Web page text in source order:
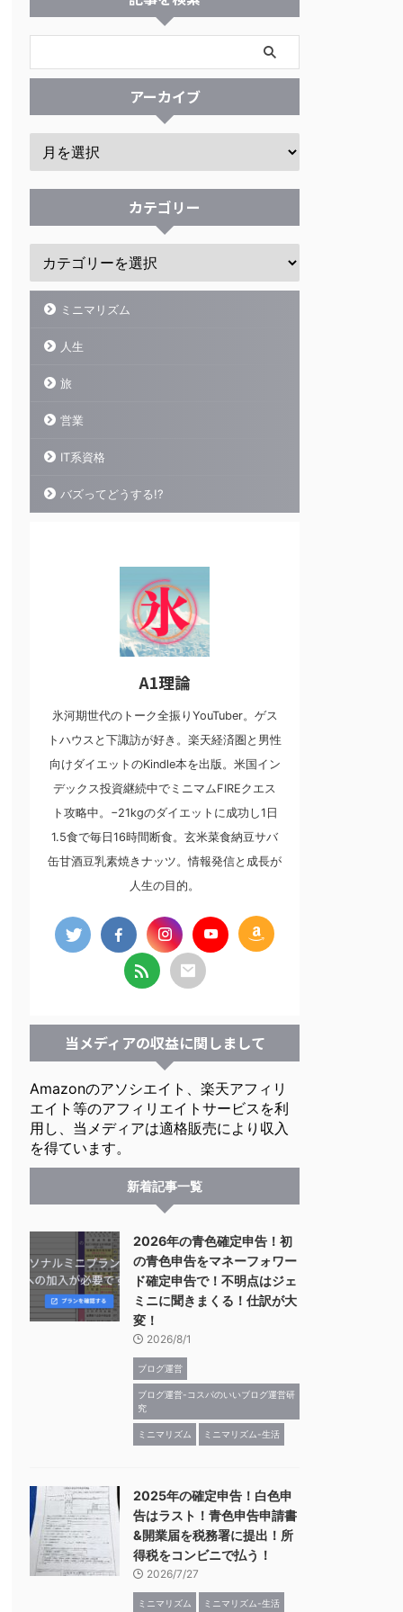
アーカイブ
カテゴリー
ミニマリズム
人生
旅
営業
IT系資格
バズってどうする!?
A1理論
氷河期世代のトーク全振りYouTuber。ゲス
トハウスと下諏訪が好き。楽天経済圏と男性
向けダイエットのKindle本を出版。米国イン
デックス投資継続中でミニマムFIREクエス
ト攻略中。−21kgのダイエットに成功し1日
1.5食で毎日16時間断食。玄米菜食納豆サバ
缶甘酒豆乳素焼きナッツ。情報発信と成長が
人生の目的。
当メディアの収益に関しまして
Amazonのアソシエイト、楽天アフィリ
エイト等のアフィリエイトサービスを利
用し、当メディアは適格販売により収入
を得ています。
新着記事一覧
2026年の青色確定申告！初
の青色申告をマネーフォワー
ド確定申告で！不明点はジェ
ミニに聞きまくる！仕訳が大
変！
2026/8/1
ブログ運営
ブログ運営-コスパのいいブログ運営研
究
ミニマリズム ミニマリズム-生活
2025年の確定申告！白色申
告はラスト！青色申告申請書
&開業届を税務署に提出！所
得税をコンビニで払う！
2026/7/27
ミニマリズム ミニマリズム-生活